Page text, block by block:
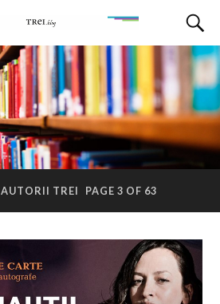
AUTORII TREI PAGE 3 OF 63